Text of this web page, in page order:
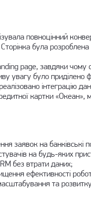
повноцінний
була
page, завдяки чому
увагу було
інтеграцію
картки
заявок на банківські
на будь-яких
без втрати даних;
ефективності
та